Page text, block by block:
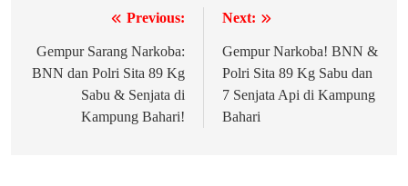
pos
Previous:
Gempur Sarang Narkoba:
BNN dan Polri Sita 89 Kg
Sabu & Senjata di
Kampung Bahari!
Next:
Gempur Narkoba! BNN &
Polri Sita 89 Kg Sabu dan
7 Senjata Api di Kampung
Bahari